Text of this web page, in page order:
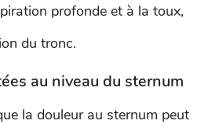
profonde et à la toux,
du tronc.
au niveau du sternum
la douleur au sternum peut